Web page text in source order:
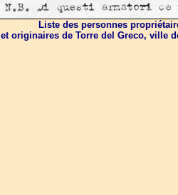
Liste des personnes
et originaires de Torre del Greco, ville